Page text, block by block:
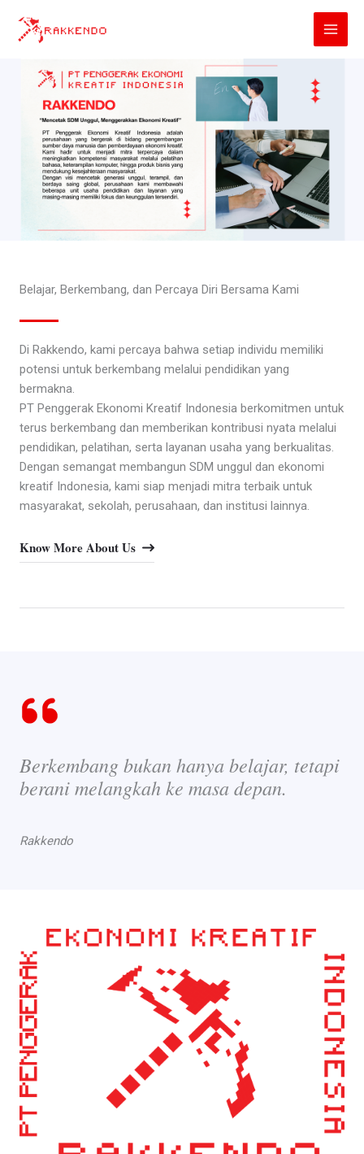
Belajar, Berkembang, dan Percaya Diri Bersama Kami
Di Rakkendo, kami percaya bahwa setiap individu memiliki
potensi untuk berkembang melalui pendidikan yang
bermakna.
PT Penggerak Ekonomi Kreatif Indonesia berkomitmen untuk
terus berkembang dan memberikan kontribusi nyata melalui
pendidikan, pelatihan, serta layanan usaha yang berkualitas.
Dengan semangat membangun SDM unggul dan ekonomi
kreatif Indonesia, kami siap menjadi mitra terbaik untuk
masyarakat, sekolah, perusahaan, dan institusi lainnya.
Know More About Us
Berkembang bukan hanya belajar, tetapi
berani melangkah ke masa depan.
Rakkendo